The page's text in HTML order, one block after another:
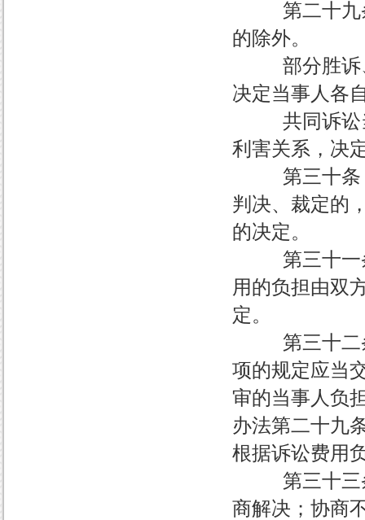
第二十九条
的除外。
部分胜诉、
决定当事人各
共同诉讼当
利害关系，决
第三十条
判决、裁定的
的决定。
第三十一条
用的负担由双
定。
第三十二条
项的规定应当
审的当事人负
办法第二十九
根据诉讼费用
第三十三条
商解决；协商